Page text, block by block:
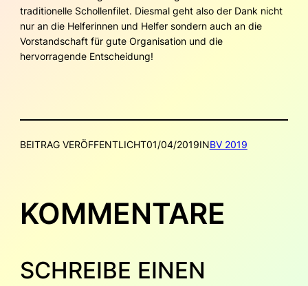
traditionelle Schollenfilet. Diesmal geht also der Dank nicht
nur an die Helferinnen und Helfer sondern auch an die
Vorstandschaft für gute Organisation und die
hervorragende Entscheidung!
BEITRAG VERÖFFENTLICHT01/04/2019INBV 2019
KOMMENTARE
SCHREIBE EINEN